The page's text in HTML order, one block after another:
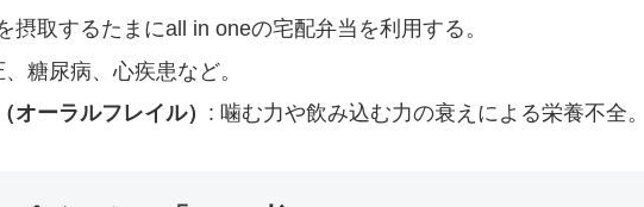
摂取するたまにall in oneの宅配弁当を利用する。
糖尿病、心疾患など。
オーラルフレイル） : 噛む力や飲み込む力の衰えによる栄養不全。